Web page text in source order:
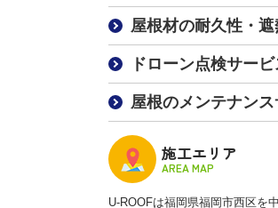
屋根材の耐久性・
ドローン点検サービ
屋根のメンテナン
施工エリア
AREA MAP
U-ROOFは福岡県福岡市西区を